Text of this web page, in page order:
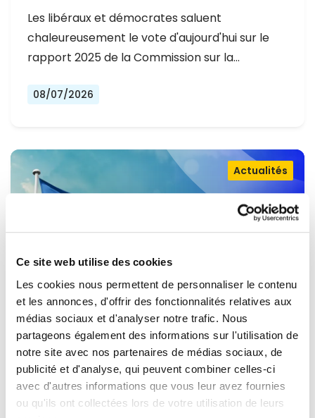
Ce site web utilise des cookies
Les cookies nous permettent de personnaliser le contenu
et les annonces, d'offrir des fonctionnalités relatives aux
médias sociaux et d'analyser notre trafic. Nous
partageons également des informations sur l'utilisation de
notre site avec nos partenaires de médias sociaux, de
publicité et d'analyse, qui peuvent combiner celles-ci
avec d'autres informations que vous leur avez fournies
ou qu'ils ont collectées lors de votre utilisation de leurs
EXCEPTIONNELS SUR LA VOIE DE
L'ADHÉSION À L'UE
Les libéraux et démocrates saluent
chaleureusement le vote d'aujourd'hui sur le
rapport 2025 de la Commission sur la…
08/07/2026
OUVRIR LA PORTE À L'UKRAINE,
MAINTENIR LA PRESSION SUR LA
RUSSIE
Actualités
Renew Europe appelle l'Ukraine à accélérer la